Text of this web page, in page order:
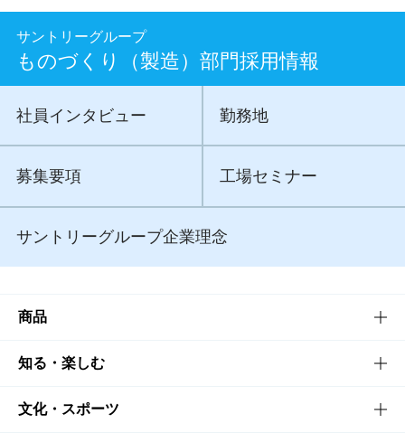
サントリーグループ
ものづくり（製造）部門採用情報
社員インタビュー 勤務地
募集要項 工場セミナー
サントリーグループ企業理念
商品
商品TOP
商品一覧
知る・楽しむ
知る・楽しむTOP
文化・スポーツ